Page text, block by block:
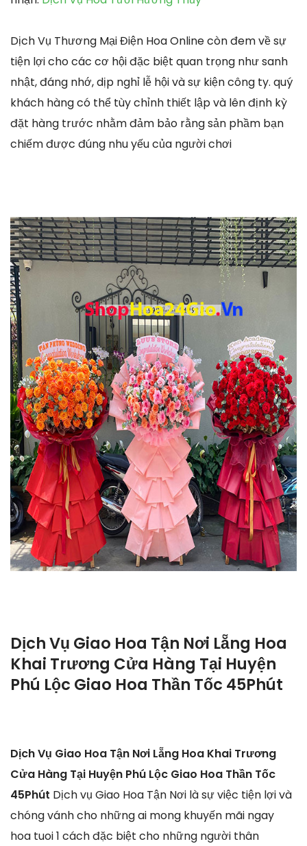
Dịch Vụ Thương Mại Điện Hoa Online còn đem về sự
tiện lợi cho các cơ hội đặc biệt quan trọng như sanh
nhật, đáng nhớ, dịp nghỉ lễ hội và sự kiện công ty. quý
khách hàng có thể tùy chỉnh thiết lập và lên định kỳ
đặt hàng trước nhằm đảm bảo rằng sản phầm bạn
chiếm được đúng nhu yếu của người chơi
Dịch Vụ Giao Hoa Tận Nơi Lẵng Hoa
Khai Trương Cửa Hàng Tại Huyện
Phú Lộc Giao Hoa Thần Tốc 45Phút
Dịch Vụ Giao Hoa Tận Nơi Lẵng Hoa Khai Trương
Cửa Hàng Tại Huyện Phú Lộc Giao Hoa Thần Tốc
45Phút Dịch vụ Giao Hoa Tận Nơi là sự việc tiện lợi và
chóng vánh cho những ai mong khuyến mãi ngay
hoa tuoi 1 cách đặc biệt cho những người thân